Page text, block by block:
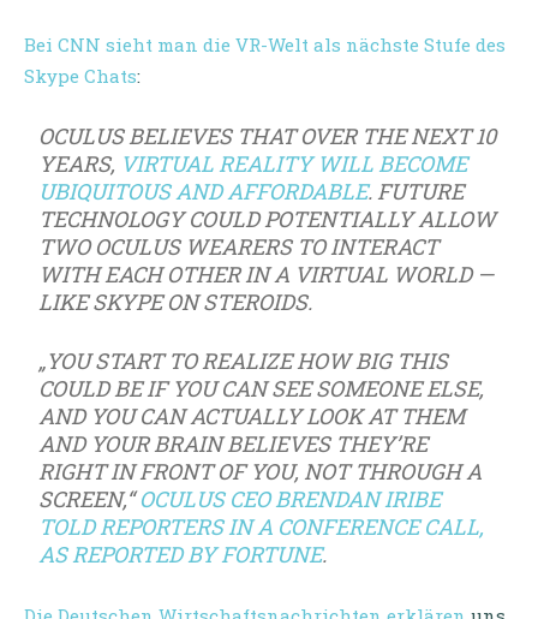
Bei CNN sieht man die VR-Welt als nächste Stufe des
Skype Chats:
OCULUS BELIEVES THAT OVER THE NEXT 10
YEARS, VIRTUAL REALITY WILL BECOME
UBIQUITOUS AND AFFORDABLE. FUTURE
TECHNOLOGY COULD POTENTIALLY ALLOW
TWO OCULUS WEARERS TO INTERACT
WITH EACH OTHER IN A VIRTUAL WORLD —
LIKE SKYPE ON STEROIDS.
„YOU START TO REALIZE HOW BIG THIS
COULD BE IF YOU CAN SEE SOMEONE ELSE,
AND YOU CAN ACTUALLY LOOK AT THEM
AND YOUR BRAIN BELIEVES THEY’RE
RIGHT IN FRONT OF YOU, NOT THROUGH A
SCREEN,“OCULUS CEO BRENDAN IRIBE
TOLD REPORTERS IN A CONFERENCE CALL,
AS REPORTED BY FORTUNE.